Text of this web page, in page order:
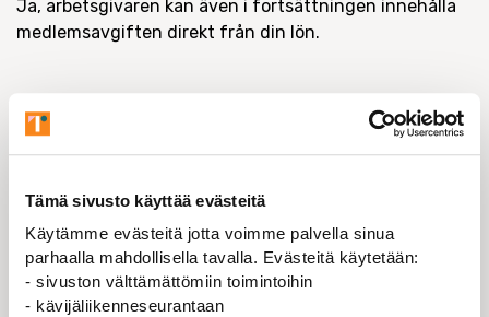
Tämä sivusto käyttää evästeitä
Käytämme evästeitä jotta voimme palvella sinua
parhaalla mahdollisella tavalla. Evästeitä käytetään:
- sivuston välttämättömiin toimintoihin
- kävijäliikenneseurantaan
Ja, arbetsgivaren kan även i fortsättningen innehålla
medlemsavgiften direkt från din lön.
Genom att fylla i en fullmakt kan du ge din
arbetsgivare rätt att innehålla medlemsavgiften direkt
direkt till löneräkningen. Ta en kopia till dig själv.
Arbetsgivaren innehåller avgiften från din lön från
början av följande månad. Kom alltså ihåg att ta hand
om avgiften själv fram till dess. Fråne-kontakter
du hitta och skriva ut fullmakten.